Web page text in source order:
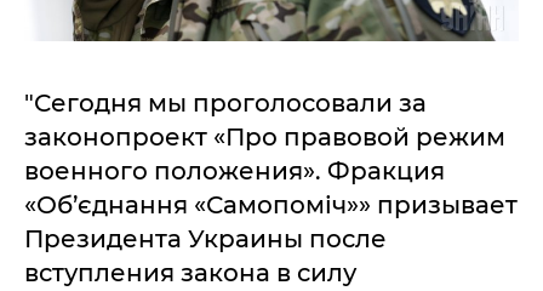
"Сегодня мы проголосовали за
законопроект «Про правовой режим
военного положения». Фракция
«Об’єднання «Самопоміч»» призывает
Президента Украины после
вступления закона в силу